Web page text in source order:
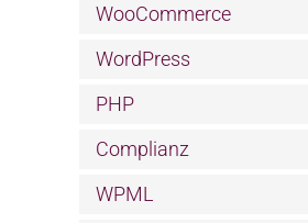
WooCommerce
WordPress
PHP
Complianz
WPML